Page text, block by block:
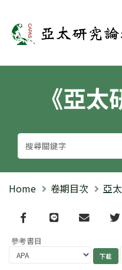
亞太研究論壇
《亞太
Home 卷期目次 亞
Facebook
line email
參考書目